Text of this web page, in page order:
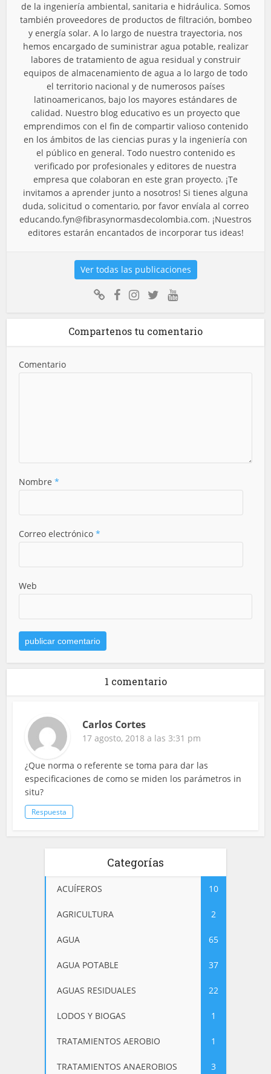
de la ingeniería ambiental, sanitaria e hidráulica. Somos
también proveedores de productos de filtración, bombeo
y energía solar. A lo largo de nuestra trayectoria, nos
hemos encargado de suministrar agua potable, realizar
labores de tratamiento de agua residual y construir
equipos de almacenamiento de agua a lo largo de todo
el territorio nacional y de numerosos países
latinoamericanos, bajo los mayores estándares de
calidad. Nuestro blog educativo es un proyecto que
emprendimos con el fin de compartir valioso contenido
en los ámbitos de las ciencias puras y la ingeniería con
el público en general. Todo nuestro contenido es
verificado por profesionales y editores de nuestra
empresa que colaboran en este gran proyecto. ¡Te
invitamos a aprender junto a nosotros! Si tienes alguna
duda, solicitud o comentario, por favor envíala al correo
educando.fyn@fibrasynormasdecolombia.com. ¡Nuestros
editores estarán encantados de incorporar tus ideas!
Ver todas las publicaciones
Compartenos tu comentario
Comentario
Nombre*
Correo electrónico*
Web
1 comentario
Carlos Cortes
17 agosto, 2018 a las 3:31 pm
¿Que norma o referente se toma para dar las
especificaciones de como se miden los parámetros in
situ?
Respuesta
Categorías
ACUÍFEROS 10
AGRICULTURA 2
AGUA 65
AGUA POTABLE 37
AGUAS RESIDUALES 22
LODOS Y BIOGAS 1
TRATAMIENTOS AEROBIO 1
TRATAMIENTOS ANAEROBIOS 3